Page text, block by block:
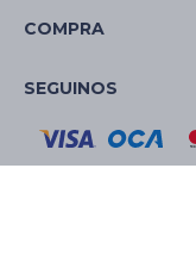
COMPRA
SEGUINOS